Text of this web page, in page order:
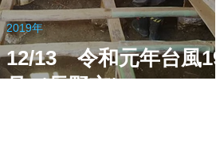
12/13 令和元年台風19
号（長野市）
2019年